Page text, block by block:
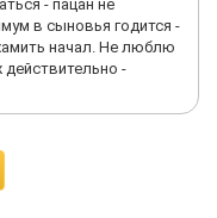
- пацан не
в сыновья годится -
начал. Не люблю
действительно -